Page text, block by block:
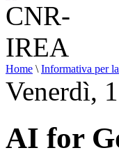
Home \ Informativa per
Venerdì,
AI for